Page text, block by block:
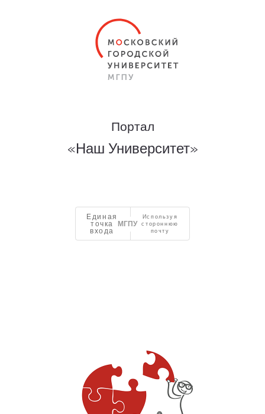
Портал
«Наш Университет»
Единая
точка
входа
Используя
стороннюю
почту